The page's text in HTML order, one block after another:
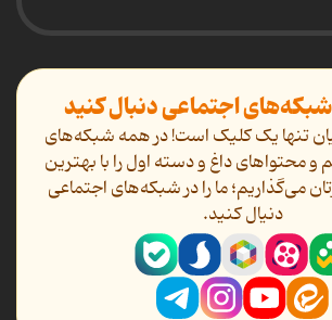
شبکه‌های اجتماعی دنبال کنید
تنها یک کلیک است! در همه شبکه‌های
محتواهای داغ و دسته اول را با بهترین
می‌گذاریم؛ ما را در شبکه‌های اجتماعی
دنیال کنید.